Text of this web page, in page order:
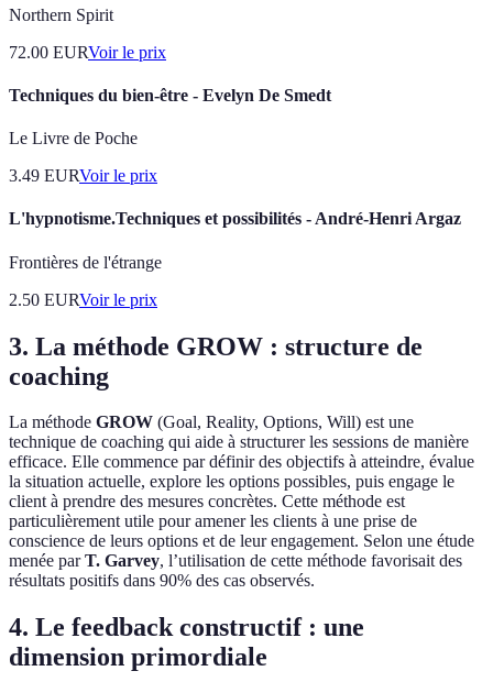
Northern Spirit
72.00 EURVoir le prix
Techniques du bien-être - Evelyn De Smedt
Le Livre de Poche
3.49 EURVoir le prix
L'hypnotisme.Techniques et possibilités - André-Henri Argaz
Frontières de l'étrange
2.50 EURVoir le prix
3. La méthode GROW : structure de
coaching
La méthode GROW (Goal, Reality, Options, Will) est une
technique de coaching qui aide à structurer les sessions de manière
efficace. Elle commence par définir des objectifs à atteindre, évalue
la situation actuelle, explore les options possibles, puis engage le
client à prendre des mesures concrètes. Cette méthode est
particulièrement utile pour amener les clients à une prise de
conscience de leurs options et de leur engagement. Selon une étude
menée parT. Garvey, l’utilisation de cette méthode favorisait des
résultats positifs dans 90% des cas observés.
4. Le feedback constructif : une
dimension primordiale